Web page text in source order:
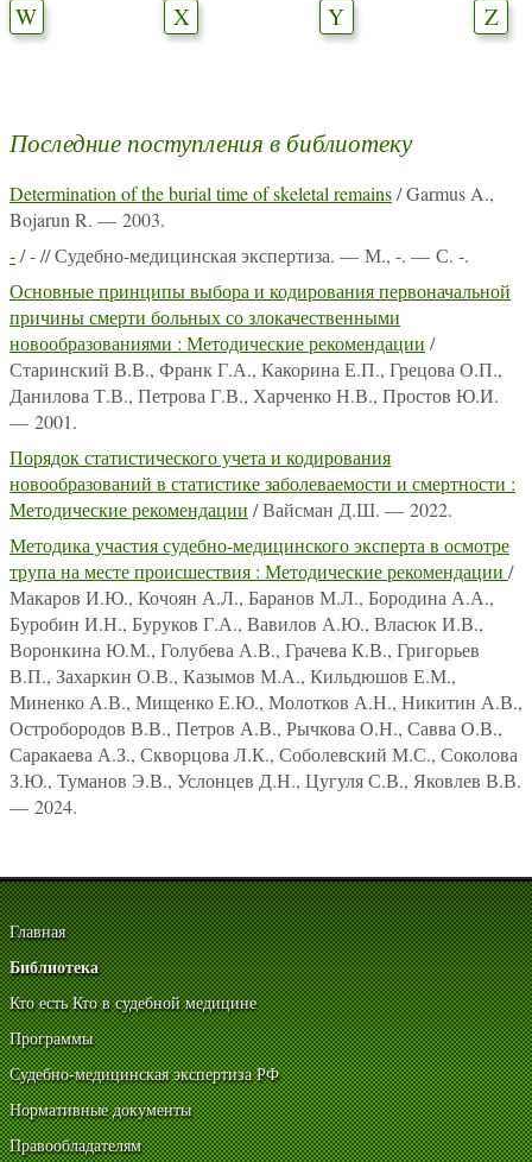
W
X Y Z
Последние поступления в библиотеку
Determination of the burial time of skeletal remains/ Garmus A.,
Bojarun R. — 2003.
-/ - // Судебно-медицинская экспертиза. — М., -. — С. -.
Основные принципы выбора и кодирования первоначальной
причины смерти больных со злокачественными
новообразованиями : Методические рекомендации /
Старинский В.В., Франк Г.А., Какорина Е.П., Грецова О.П.,
Данилова Т.В., Петрова Г.В., Харченко Н.В., Простов Ю.И.
— 2001.
Порядок статистического учета и кодирования
новообразований в статистике заболеваемости и смертности :
Методические рекомендации / Вайсман Д.Ш. — 2022.
Методика участия судебно-медицинского эксперта в осмотре
трупа на месте происшествия : Методические рекомендации /
Макаров И.Ю., Кочоян А.Л., Баранов М.Л., Бородина А.А.,
Буробин И.Н., Буруков Г.А., Вавилов А.Ю., Власюк И.В.,
Воронкина Ю.М., Голубева А.В., Грачева К.В., Григорьев
В.П., Захаркин О.В., Казымов М.А., Кильдюшов Е.М.,
Миненко А.В., Мищенко Е.Ю., Молотков А.Н., Никитин А.В.,
Остробородов В.В., Петров А.В., Рычкова О.Н., Савва О.В.,
Саракаева А.З., Скворцова Л.К., Соболевский М.С., Соколова
З.Ю., Туманов Э.В., Услонцев Д.Н., Цугуля С.В., Яковлев В.В.
— 2024.
Главная
Библиотека
Кто есть Кто в судебной медицине
Программы
Судебно-медицинская экспертиза РФ
Нормативные документы
Правообладателям